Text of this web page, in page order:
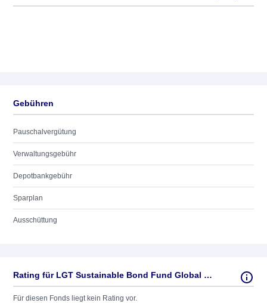
Gebühren
Pauschalvergütung
Verwaltungsgebühr
Depotbankgebühr
Sparplan
Ausschüttung
Rating für LGT Sustainable Bond Fund Global (EUR) A
Für diesen Fonds liegt kein Rating vor.